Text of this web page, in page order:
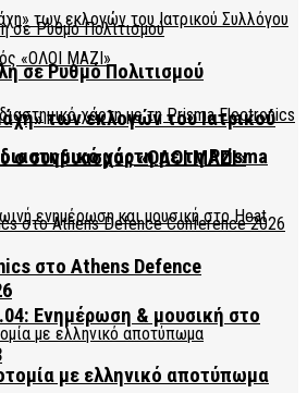
των εκλογών του Ιατρικού
ο συνδυασμός «ΟΛΟΙ ΜΑΖΙ»
Ενημέρωση & μουσική στο
σε Ρυθμό Πολιτισμού
χάρτη με τη Prisma
στο Athens Defence
με ελληνικό αποτύπωμα